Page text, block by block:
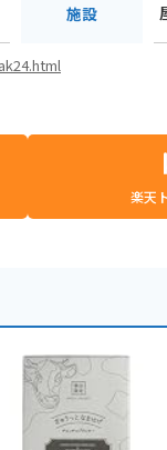
施設
楽天